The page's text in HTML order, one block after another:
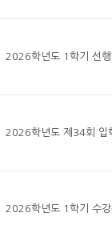
2026학년도 1학기 선행
2026학년도 제34회 입
2026학년도 1학기 수강